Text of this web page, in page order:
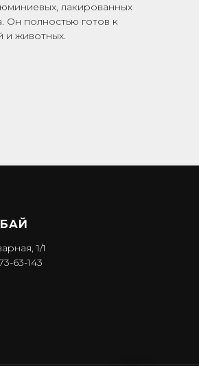
лакированных
Он полностью готов к
и животных.
Й
1/1
63-143